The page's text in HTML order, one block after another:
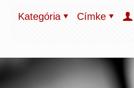
Kategória Címke